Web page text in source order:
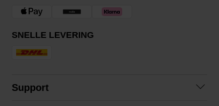
SNELLE LEVERING
Support